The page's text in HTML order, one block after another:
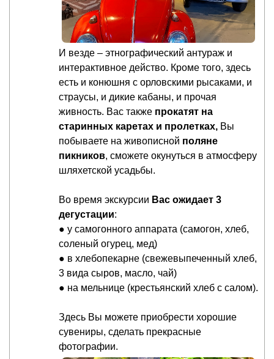
И везде – этнографический антураж и
интерактивное действо. Кроме того, здесь
есть и конюшня с орловскими рысаками, и
страусы, и дикие кабаны, и прочая
живность. Вас также прокатят на
старинных каретах и пролетках, Вы
побываете на живописной поляне
пикников, сможете окунуться в атмосферу
шляхетской усадьбы.
Во время экскур­сии Вас ожи­дает 3
дегустации:
● у самогонного аппарата (самогон, хлеб,
соленый огурец, мед)
● в хлебопекарне (свежевыпеченный хлеб,
3 вида сыров, масло, чай)
● на мельнице (крестьянский хлеб с салом).
Здесь Вы можете приобрести хорошие
сувениры, сделать прекрасные
фотографии.